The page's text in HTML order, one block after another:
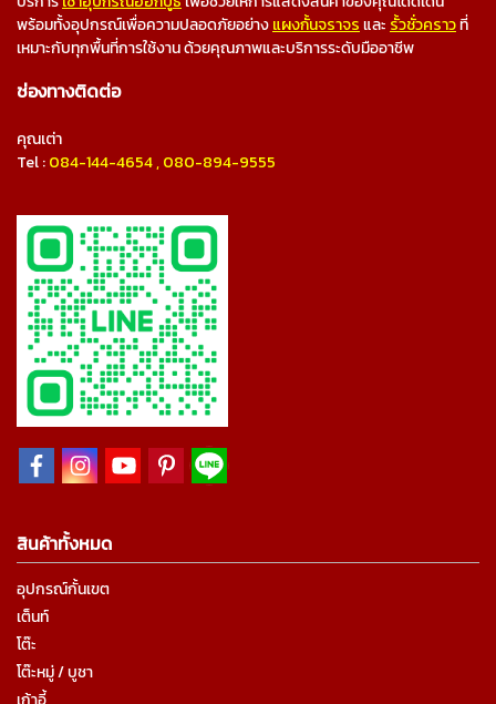
พร้อมทั้งอุปกรณ์เพื่อความปลอดภัยอย่างแผงกั้นจราจรและ รั้วชั่วคราวที่
เหมาะกับทุกพื้นที่การใช้งาน ด้วยคุณภาพและบริการระดับมืออาชีพ
ช่องทางติดต่อ
คุณเต่า
Tel :084-144-4654,080-894-9555
สินค้าทั้งหมด
อุปกรณ์กั้นเขต
เต็นท์
โต๊ะ
โต๊ะหมู่ / บูชา